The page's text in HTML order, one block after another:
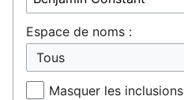
Espace de noms :
Masquer les inclusions